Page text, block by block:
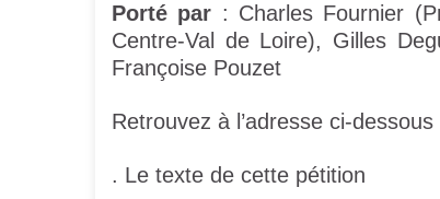
Porté par : Charles Fournier
Centre-Val de Loire), Gilles
Françoise Pouzet
Retrouvez à l’adresse ci-dessous
. Le texte de cette pétition